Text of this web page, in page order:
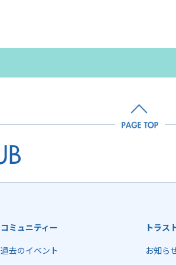
コミュニティー
過去のイベント
トラス
お知ら